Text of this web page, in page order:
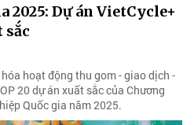
2025: Dự án VietCycle+
sắc
hoạt động thu gom - giao dịch -
20 dự án xuất sắc của Chương
Quốc gia năm 2025.